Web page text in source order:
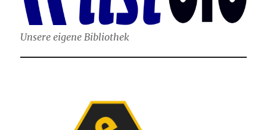
Unsere eigene Bibliothek